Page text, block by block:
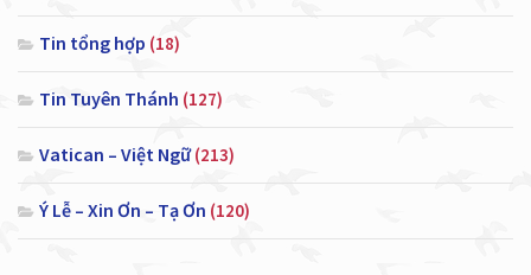
Tin tổng hợp (18)
Tin Tuyên Thánh (127)
Vatican – Việt Ngữ(213)
Ý Lễ – Xin Ơn – Tạ Ơn (120)